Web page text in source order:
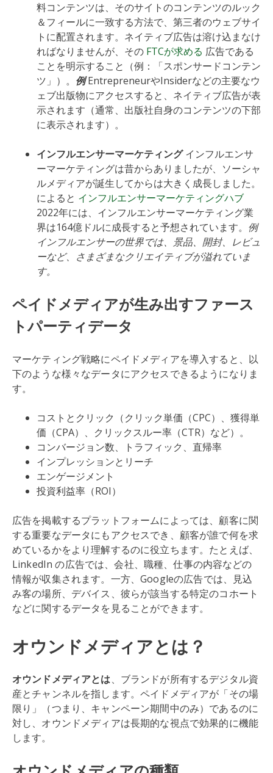
料コンテンツは、そのサイトのコンテンツのルック
＆フィールに一致する方法で、第三者のウェブサイ
トに配置されます。ネイティブ広告は溶け込まなけ
ればなりませんが、その FTCが求める 広告である
ことを明示すること（例：「スポンサードコンテン
ツ」）。 例EntrepreneurやInsiderなどの主要なウ
ェブ出版物にアクセスすると、ネイティブ広告が表
示されます（通常、出版社自身のコンテンツの下部
に表示されます）。
インフルエンサーマーケティングインフルエンサ
ーマーケティングは昔からありましたが、ソーシャ
ルメディアが誕生してからは大きく成長しました。
によると インフルエンサーマーケティングハブ
2022年には、インフルエンサーマーケティング業
界は164億ドルに成長すると予想されています。 例
インフルエンサーの世界では、景品、開封、レビュ
ーなど、さまざまなクリエイティブが溢れていま
す。
ペイドメディアが生み出すファース
トパーティデータ
マーケティング戦略にペイドメディアを導入すると、以
下のような様々なデータにアクセスできるようになりま
す。
コストとクリック（クリック単価（CPC）、獲得単
価（CPA）、クリックスルー率（CTR）など）。
コンバージョン数、トラフィック、直帰率
インプレッションとリーチ
エンゲージメント
投資利益率（ROI）
広告を掲載するプラットフォームによっては、顧客に関
する重要なデータにもアクセスでき、顧客が誰で何を求
めているかをより理解するのに役立ちます。たとえば、
LinkedIn の広告では、会社、職種、仕事の内容などの
情報が収集されます。一方、Googleの広告では、見込
み客の場所、デバイス、彼らが該当する特定のコホート
などに関するデータを見ることができます。
オウンドメディアとは？
オウンドメディアとは、ブランドが所有するデジタル資
産とチャンネルを指します。ペイドメディアが「その場
限り」（つまり、キャンペーン期間中のみ）であるのに
対し、オウンドメディアは長期的な視点で効果的に機能
します。